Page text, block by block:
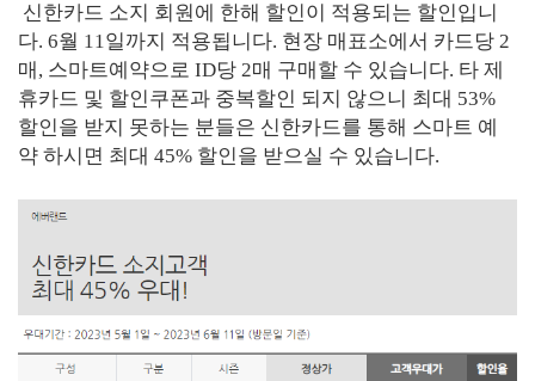
신한카드 소지 회원에 한해 할인이 적용되는 할인입니
다. 6월 11일까지 적용됩니다. 현장 매표소에서 카드당 2
매, 스마트예약으로 ID당 2매 구매할 수 있습니다. 타 제
휴카드 및 할인쿠폰과 중복할인 되지 않으니 최대 53%
할인을 받지 못하는 분들은 신한카드를 통해 스마트 예
약 하시면 최대 45% 할인을 받으실 수 있습니다.